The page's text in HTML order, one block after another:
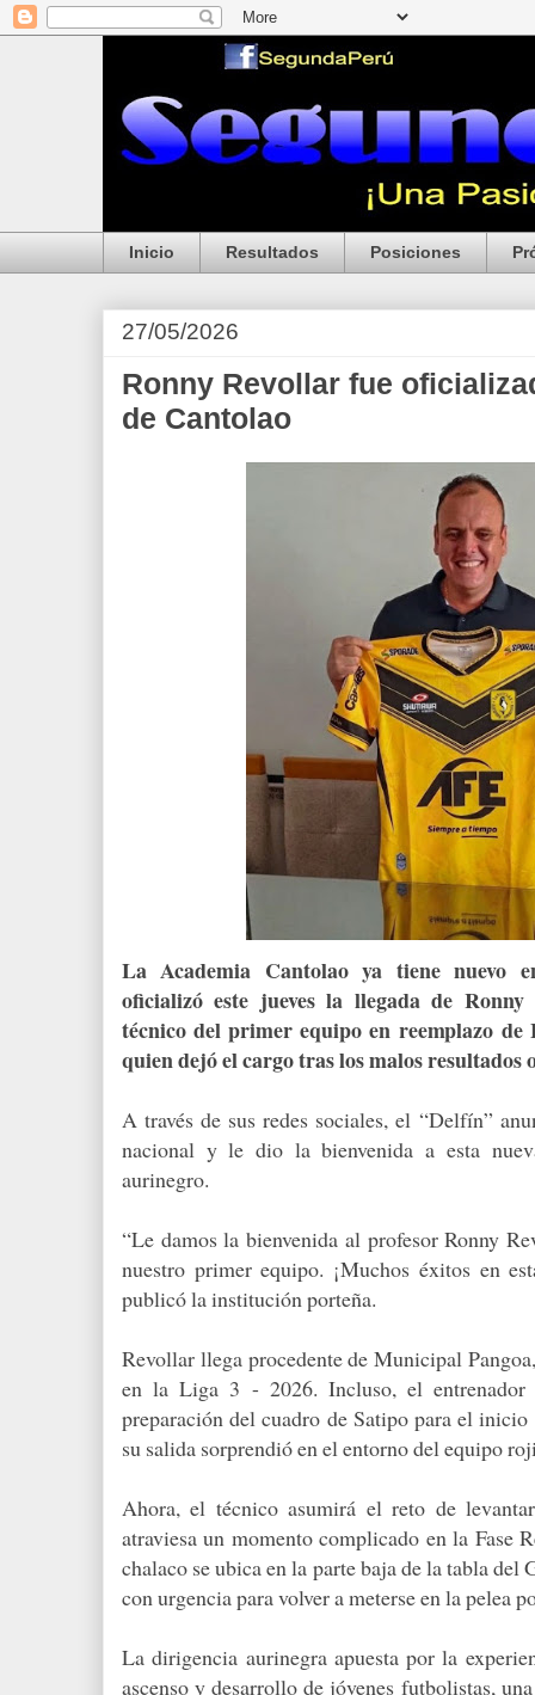
Inicio Resultados Posiciones
27/05/2026
Ronny Revollar fue
de Cantolao
La Academia Cantolao ya tiene nuevo
oficializó este jueves la llegada de
técnico del primer equipo en reemplazo
quien dejó el cargo tras los malos resultados
A través de sus redes sociales, el “Delfín”
nacional y le dio la bienvenida a esta
aurinegro.
“Le damos la bienvenida al profesor Ronny
nuestro primer equipo. ¡Muchos éxitos en
publicó la institución porteña.
Revollar llega procedente de Municipal
en la Liga 3 - 2026. Incluso, el entrenador
preparación del cuadro de Satipo para el
su salida sorprendió en el entorno del equipo
Ahora, el técnico asumirá el reto de
atraviesa un momento complicado en la Fase
chalaco se ubica en la parte baja de la tabla
con urgencia para volver a meterse en la pelea
La dirigencia aurinegra apuesta por la
ascenso y desarrollo de jóvenes futbolistas,